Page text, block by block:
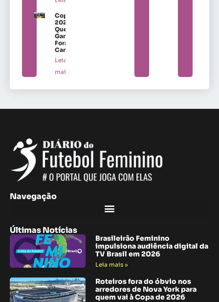
Copa
2027:
Quem
Ganha
Fora de
Campo
Leia
mais »
Navegação
Últimas Notícias
Brasileirão Feminino
impulsiona audiência digital da
TV Brasil em 2026
Leia mais »
Roteiros fora do óbvio nos
arredores de Nova York para
quem vai à Copa de 2026